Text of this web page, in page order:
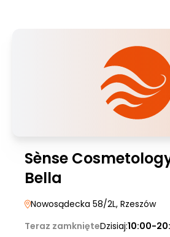
Sènse
Bella
Nowosądecka 58/2L, Rzeszów
Teraz zamknięteDzisiaj:10:00-